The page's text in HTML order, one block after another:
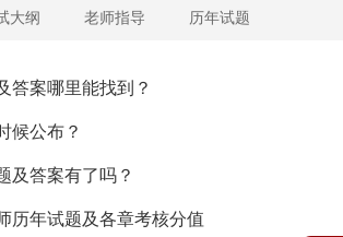
大纲 老师指导 历年试题
答案哪里能找到？
候公布？
及答案有了吗？
历年试题及各章考核分值